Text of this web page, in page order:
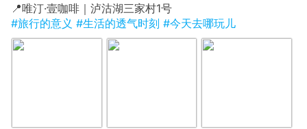
📍唯汀·壹咖啡｜泸沽湖三家村1号
#旅行的意义 #生活的透气时刻 #今天去哪玩儿